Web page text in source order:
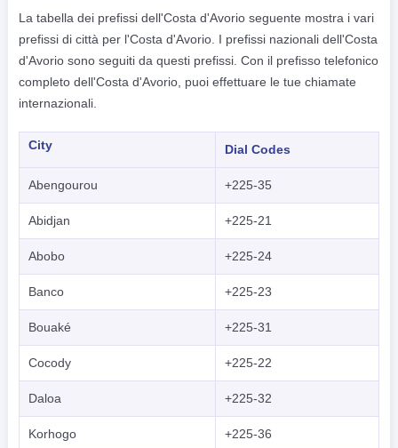
La tabella dei prefissi dell'Costa d'Avorio seguente mostra i vari
prefissi di città per l'Costa d'Avorio. I prefissi nazionali dell'Costa
d'Avorio sono seguiti da questi prefissi. Con il prefisso telefonico
completo dell'Costa d'Avorio, puoi effettuare le tue chiamate
internazionali.
City Dial Codes
Abengourou +225-35
Abidjan +225-21
Abobo +225-24
Banco +225-23
Bouaké +225-31
Cocody +225-22
Daloa +225-32
Korhogo +225-36